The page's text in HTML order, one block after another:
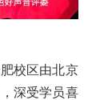
校区由北京
深受学员喜